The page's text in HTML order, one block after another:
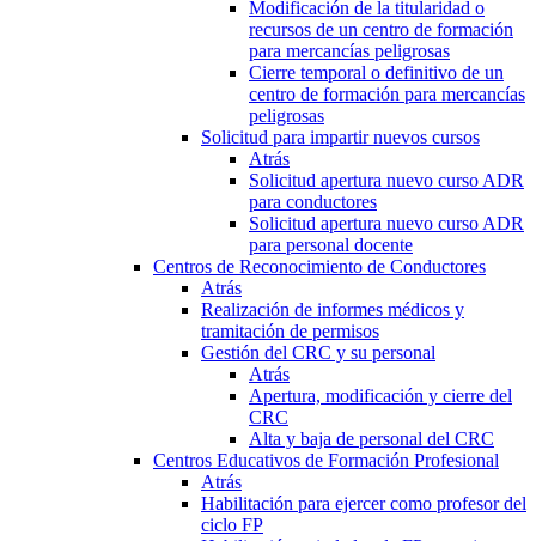
Modificación de la titularidad o
recursos de un centro de formación
para mercancías peligrosas
Cierre temporal o definitivo de un
centro de formación para mercancías
peligrosas
Solicitud para impartir nuevos cursos
Atrás
Solicitud apertura nuevo curso ADR
para conductores
Solicitud apertura nuevo curso ADR
para personal docente
Centros de Reconocimiento de Conductores
Atrás
Realización de informes médicos y
tramitación de permisos
Gestión del CRC y su personal
Atrás
Apertura, modificación y cierre del
CRC
Alta y baja de personal del CRC
Centros Educativos de Formación Profesional
Atrás
Habilitación para ejercer como profesor del
ciclo FP